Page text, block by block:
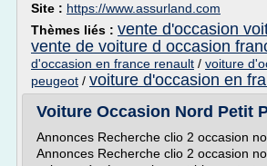
Site : https://www.assurland.com
Thèmes liés : vente d'occasion
vente de voiture d occasion
d'occasion en france renault / voiture
peugeot / voiture d'occasion en
Voiture Occasion Nord Petit
Annonces Recherche clio 2 occasion
Annonces Recherche clio 2 occasion